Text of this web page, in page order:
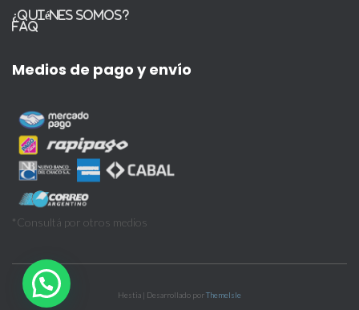
¿Quiénes somos?
FAQ
Medios de pago y envío
*Consultá por otros medios
Hestia | Desarrollado porThemeIsle